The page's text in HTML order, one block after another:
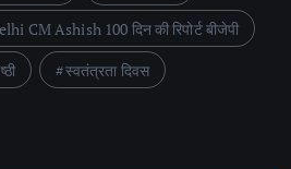
CM Ashish 100 दिन की रिपोर्ट बीजेपी
स्वतंत्रता दिवस